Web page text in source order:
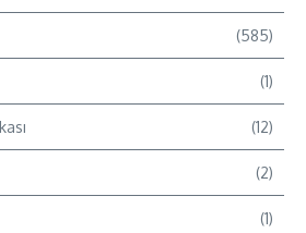
(585)
(1)
(12)
(2)
(1)